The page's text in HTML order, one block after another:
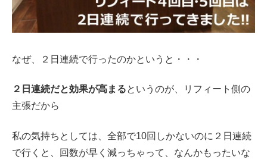
なぜ、２日連続で行ったのかというと・・・
２日連続だと効果が高まるというのが、リフィート側の
主張だから
私の気持ちとしては、全部で10回しかないのに２日連続
で行くと、回数が早く減っちゃって、なんかもったいな